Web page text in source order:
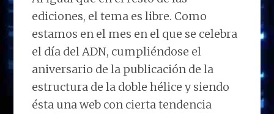
ediciones, el tema es libre. Como
estamos en el mes en el que se celebra
el día del ADN, cumpliéndose el
aniversario de la publicación de la
estructura de la doble hélice y siendo
ésta una web con cierta tendencia